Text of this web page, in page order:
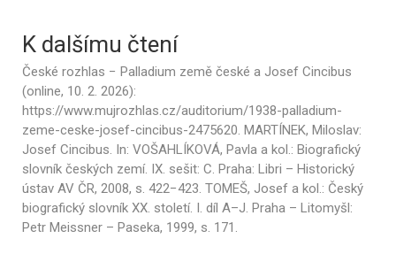
K dalšímu čtení
České rozhlas − Palladium země české a Josef Cincibus
(online, 10. 2. 2026):
https://www.mujrozhlas.cz/auditorium/1938-palladium-
zeme-ceske-josef-cincibus-2475620. MARTÍNEK, Miloslav:
Josef Cincibus. In: VOŠAHLÍKOVÁ, Pavla a kol.: Biografický
slovník českých zemí. IX. sešit: C. Praha: Libri – Historický
ústav AV ČR, 2008, s. 422−423. TOMEŠ, Josef a kol.: Český
biografický slovník XX. století. I. díl A–J. Praha – Litomyšl:
Petr Meissner – Paseka, 1999, s. 171.